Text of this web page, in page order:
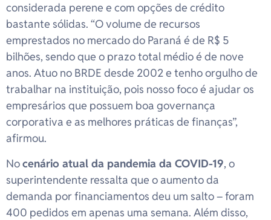
considerada perene e com opções de crédito
bastante sólidas. “O volume de recursos
emprestados no mercado do Paraná é de R$ 5
bilhões, sendo que o prazo total médio é de nove
anos. Atuo no BRDE desde 2002 e tenho orgulho de
trabalhar na instituição, pois nosso foco é ajudar os
empresários que possuem boa governança
corporativa e as melhores práticas de finanças”,
afirmou.
Nocenário atual da pandemia da COVID-19, o
superintendente ressalta que o aumento da
demanda por financiamentos deu um salto – foram
400 pedidos em apenas uma semana. Além disso,